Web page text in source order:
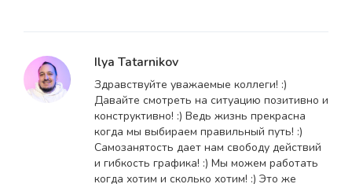
Ilya Tatarnikov
Здравствуйте уважаемые коллеги! :)
Давайте смотреть на ситуацию позитивно и
конструктивно! :) Ведь жизнь прекрасна
когда мы выбираем правильный путь! :)
Самозанятость дает нам свободу действий
и гибкость графика! :) Мы можем работать
когда хотим и сколько хотим! :) Это же